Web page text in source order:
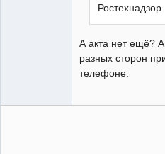
Ростехнадзор.
А акта нет ещё?
разных сторон
телефоне.